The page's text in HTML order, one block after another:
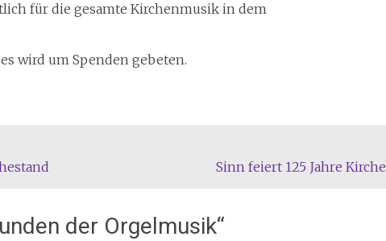
für die gesamte Kirchenmusik in dem
wird um Spenden gebeten.
Sinn feiert 125 Jahre Kirche
der Orgelmusik“